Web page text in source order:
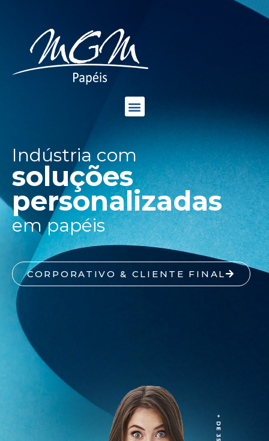
Indústria com
soluções
personalizadas
em papéis
CORPORATIVO & CLIENTE FINAL